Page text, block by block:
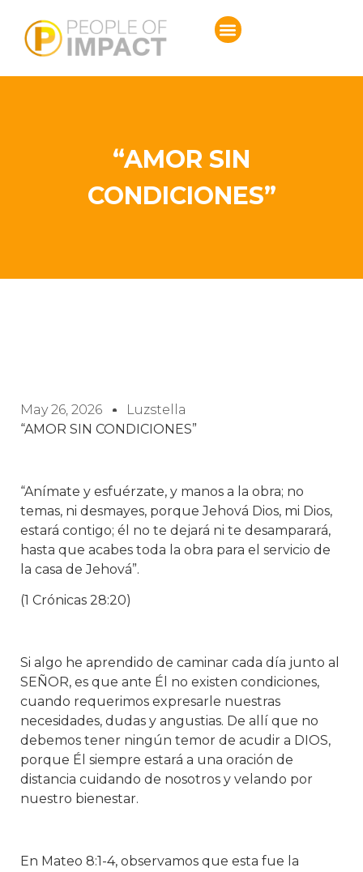
“AMOR SIN
CONDICIONES”
May 26, 2026
Luzstella
“AMOR SIN CONDICIONES”
“Anímate y esfuérzate, y manos a la obra; no
temas, ni desmayes, porque Jehová Dios, mi Dios,
estará contigo; él no te dejará ni te desamparará,
hasta que acabes toda la obra para el servicio de
la casa de Jehová”.
(1 Crónicas 28:20)
Si algo he aprendido de caminar cada día junto al
SEÑOR, es que ante Él no existen condiciones,
cuando requerimos expresarle nuestras
necesidades, dudas y angustias. De allí que no
debemos tener ningún temor de acudir a DIOS,
porque Él siempre estará a una oración de
distancia cuidando de nosotros y velando por
nuestro bienestar.
En Mateo 8:1-4, observamos que esta fue la